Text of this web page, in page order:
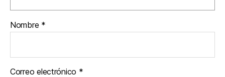
Nombre *
Correo electrónico *